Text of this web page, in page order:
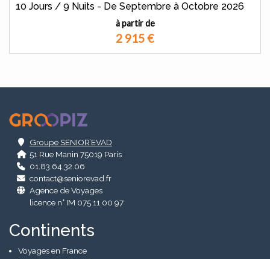
10 Jours / 9 Nuits - De Septembre à Octobre 2026
à partir de
2 915€
Groupe SENIOR’EVAD
51 Rue Manin 75019 Paris
01.83.64.32.06
contact@seniorevad.fr
Agence de Voyages
licence n° IM 075 11 00 97
Continents
Voyages en France